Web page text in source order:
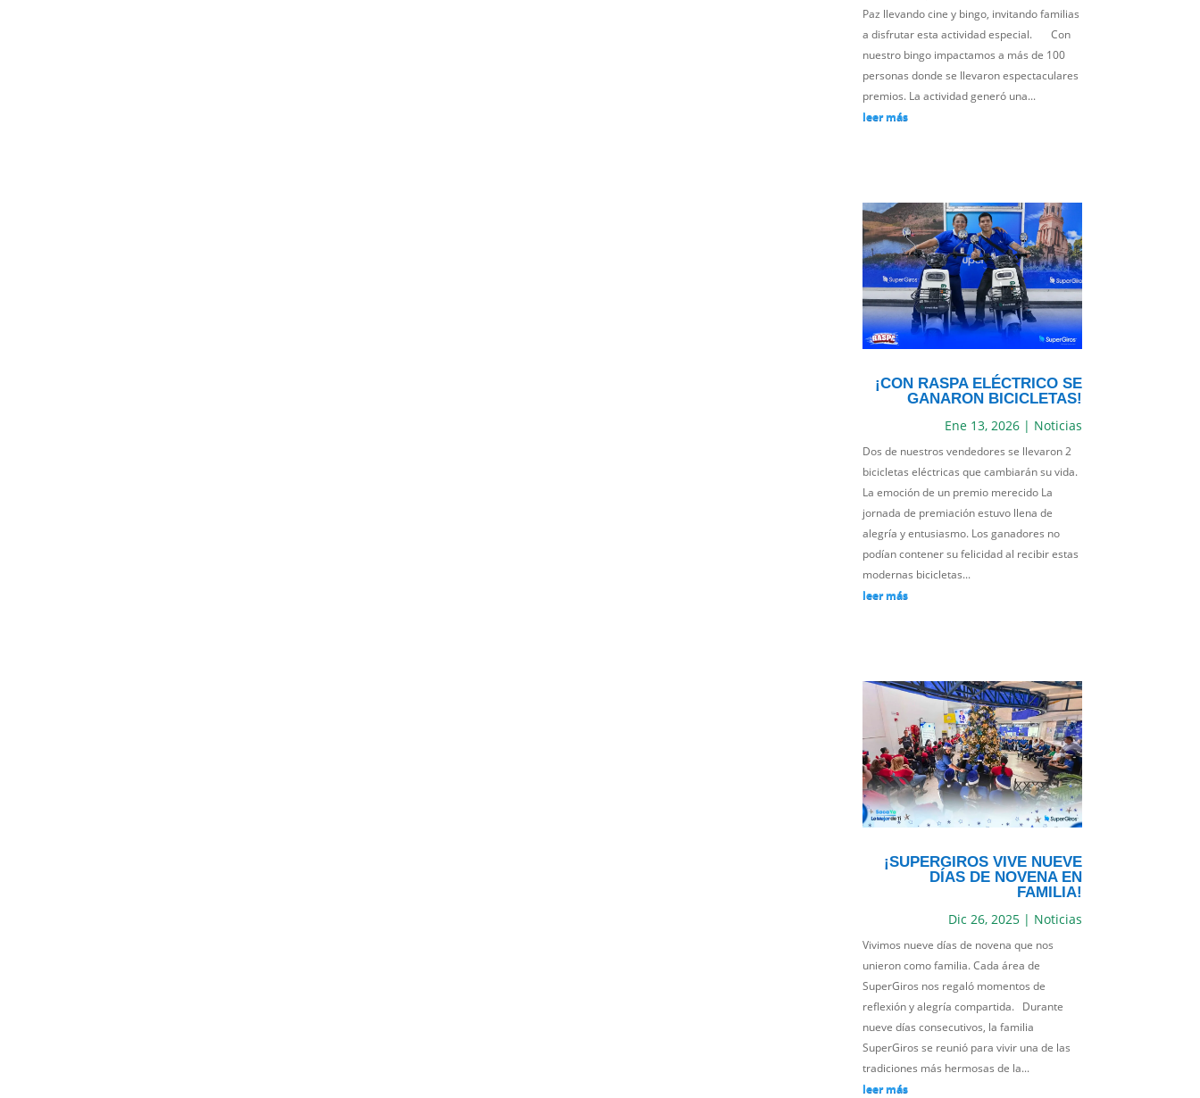
Paz llevando cine y bingo, invitando familias
a disfrutar esta actividad especial. Con
nuestro bingo impactamos a más de 100
personas donde se llevaron espectaculares
premios. La actividad generó una...
leer más
¡CON RASPA ELÉCTRICO SE
GANARON BICICLETAS!
Ene 13, 2026| Noticias
Dos de nuestros vendedores se llevaron 2
bicicletas eléctricas que cambiarán su vida.
La emoción de un premio merecido La
jornada de premiación estuvo llena de
alegría y entusiasmo. Los ganadores no
podían contener su felicidad al recibir estas
modernas bicicletas...
leer más
¡SUPERGIROS VIVE NUEVE
DÍAS DE NOVENA EN
FAMILIA!
Dic 26, 2025| Noticias
Vivimos nueve días de novena que nos
unieron como familia. Cada área de
SuperGiros nos regaló momentos de
reflexión y alegría compartida. Durante
nueve días consecutivos, la familia
SuperGiros se reunió para vivir una de las
tradiciones más hermosas de la...
leer más